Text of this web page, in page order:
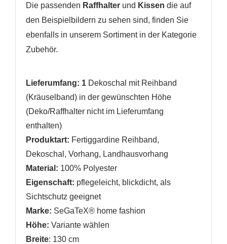
Die passenden Raffhalter und Kissen die auf
den Beispielbildern zu sehen sind, finden Sie
ebenfalls in unserem Sortiment in der Kategorie
Zubehör.
Lieferumfang: 1 Dekoschal mit Reihband
(Kräuselband) in der gewünschten Höhe
(Deko/Raffhalter nicht im Lieferumfang
enthalten)
Produktart: Fertiggardine Reihband,
Dekoschal, Vorhang, Landhausvorhang
Material: 100% Polyester
Eigenschaft: pflegeleicht, blickdicht, als
Sichtschutz geeignet
Marke: SeGaTeX® home fashion
Höhe: Variante wählen
Breite: 130 cm
AUF MEINE WUNSCHLISTE
add_circle_outline Neue Liste anlegen
Name der Wunschliste
Wunschliste hinzufügen zu können.